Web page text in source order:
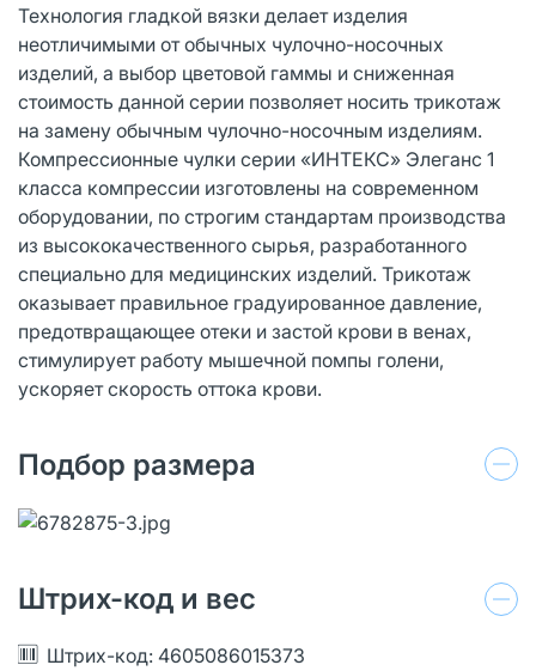
Технология гладкой вязки делает изделия
неотличимыми от обычных чулочно-носочных
изделий, а выбор цветовой гаммы и сниженная
стоимость данной серии позволяет носить трикотаж
на замену обычным чулочно-носочным изделиям.
Компрессионные чулки серии «ИНТЕКС» Элеганс 1
класса компрессии изготовлены на современном
оборудовании, по строгим стандартам производства
из высококачественного сырья, разработанного
специально для медицинских изделий. Трикотаж
оказывает правильное градуированное давление,
предотвращающее отеки и застой крови в венах,
стимулирует работу мышечной помпы голени,
ускоряет скорость оттока крови.
Подбор размера
Штрих-код и вес
Штрих-код: 4605086015373